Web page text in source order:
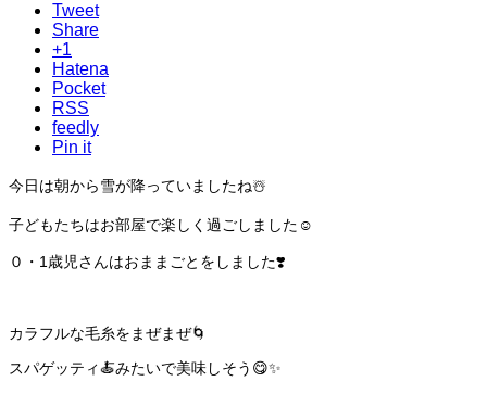
Tweet
Share
+1
Hatena
Pocket
RSS
feedly
Pin it
今日は朝から雪が降っていましたね☃️
子どもたちはお部屋で楽しく過ごしました☺️
０・1歳児さんはおままごとをしました❣️
カラフルな毛糸をまぜまぜ🌀
スパゲッティ🍝みたいで美味しそう😋✨